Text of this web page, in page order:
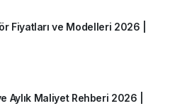
Fiyatları ve Modelleri 2026 |
Aylık Maliyet Rehberi 2026 |